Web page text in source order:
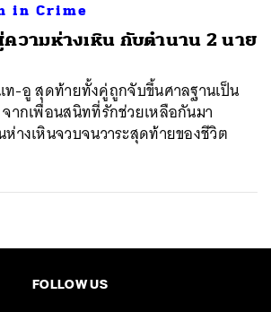
in Crime
วามห่างเหิน กับตำนาน 2 นาย
ท-อู สุดท้ายทั้งคู่ถูกจับขึ้นศาลฐานเป็น
ากเพื่อนสนิทที่รักช่วยเหลือกันมา
างเหินจวบจนวาระสุดท้ายของชีวิต
FOLLOW US